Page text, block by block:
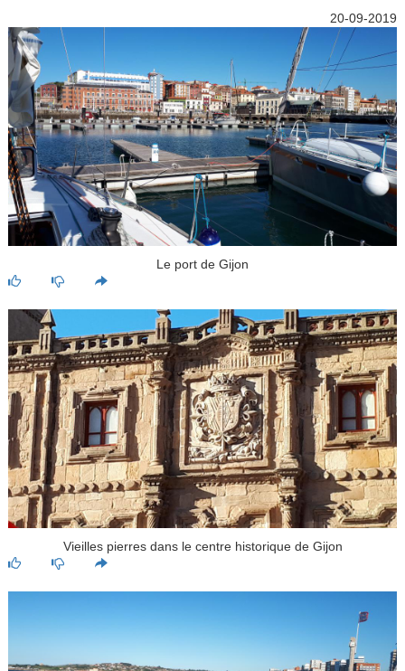
20-09-2019
Le port de Gijon
Vieilles pierres dans le centre historique de Gijon